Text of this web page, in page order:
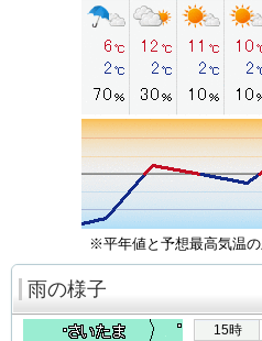
※平年値と予想最高気温の
雨の様子
15時